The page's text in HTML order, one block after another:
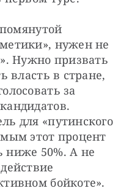
нужен не
Нужно призвать
власть в стране,
за
для «путинского
этот процент
ниже 50%. А не
бойкоте».